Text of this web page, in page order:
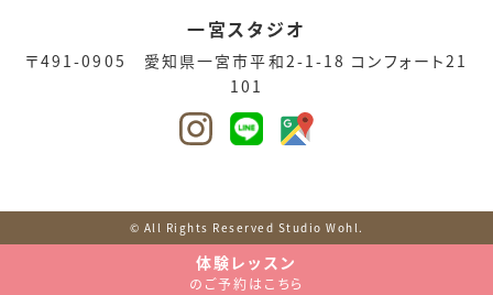
体験レッスン
のご予約はこちら
一宮スタジオ
〒491-0905 愛知県一宮市平和2-1-18 コンフォート21
101
© All Rights Reserved Studio Wohl.